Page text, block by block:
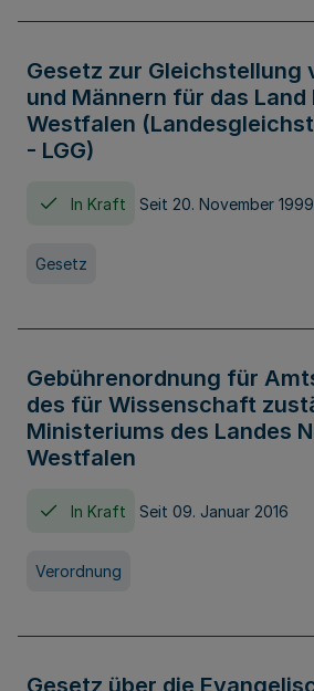
Gesetz zur Gleichstellung
und Männern für das Land
Westfalen
- LGG)
In Kraft Seit 20. November 1999
Gesetz
Gebührenordnung für
des für Wissenschaft
Ministeriums des Landes
Westfalen
In Kraft Seit 09. Januar 2016
Verordnung
Gesetz über die